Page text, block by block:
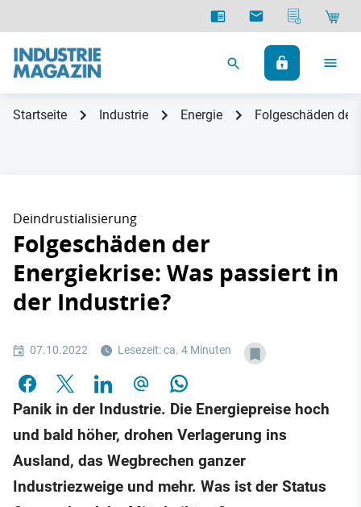
Startseite Industrie Energie Folgeschäden der
Deindrustialisierung
Folgeschäden der
Energiekrise: Was passiert in
der Industrie?
07.10.2022 Lesezeit: ca. 4 Minuten
Panik in der Industrie. Die Energiepreise hoch
und bald höher, drohen Verlagerung ins
Ausland, das Wegbrechen ganzer
Industriezweige und mehr. Was ist der Status